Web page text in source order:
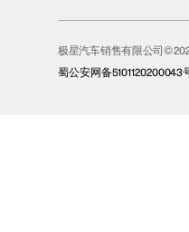
极星汽车销售有限公司©
蜀公安网备5101120200043